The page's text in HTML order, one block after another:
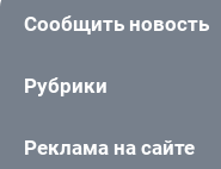
Сообщить новость
Рубрики
Реклама на сайте